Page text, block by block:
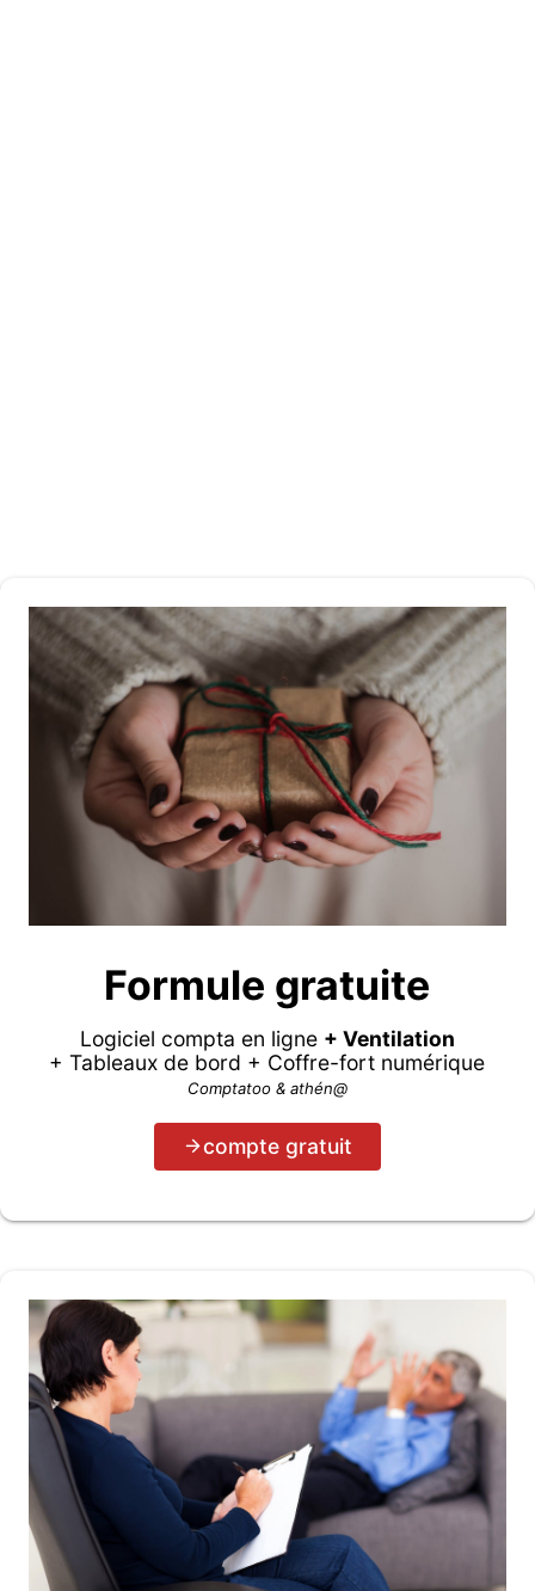
Formule gratuite
Logiciel compta en ligne + Ventilation
+ Tableaux de bord + Coffre-fort numérique
Comptatoo & athén@
compte gratuit